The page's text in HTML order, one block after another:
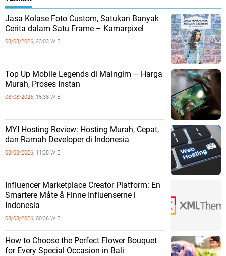
Jasa Kolase Foto Custom, Satukan Banyak
Cerita dalam Satu Frame – Kamarpixel
08/08/2026, 23:03 WIB
Top Up Mobile Legends di Maingim – Harga
Murah, Proses Instan
08/08/2026, 15:38 WIB
MYI Hosting Review: Hosting Murah, Cepat,
dan Ramah Developer di Indonesia
08/08/2026, 11:38 WIB
Influencer Marketplace Creator Platform: En
Smartere Måte å Finne Influenserne i
Indonesia
08/08/2026, 00:36 WIB
How to Choose the Perfect Flower Bouquet
for Every Special Occasion in Bali